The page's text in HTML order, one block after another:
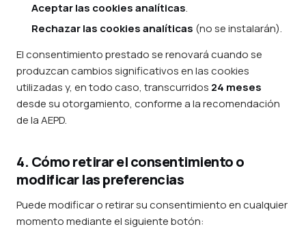
Aceptar las cookies analíticas.
Rechazar las cookies analíticas (no se instalarán).
El consentimiento prestado se renovará cuando se
produzcan cambios significativos en las cookies
utilizadas y, en todo caso, transcurridos 24 meses
desde su otorgamiento, conforme a la recomendación
de la AEPD.
4. Cómo retirar el consentimiento o
modificar las preferencias
Puede modificar o retirar su consentimiento en cualquier
momento mediante el siguiente botón: